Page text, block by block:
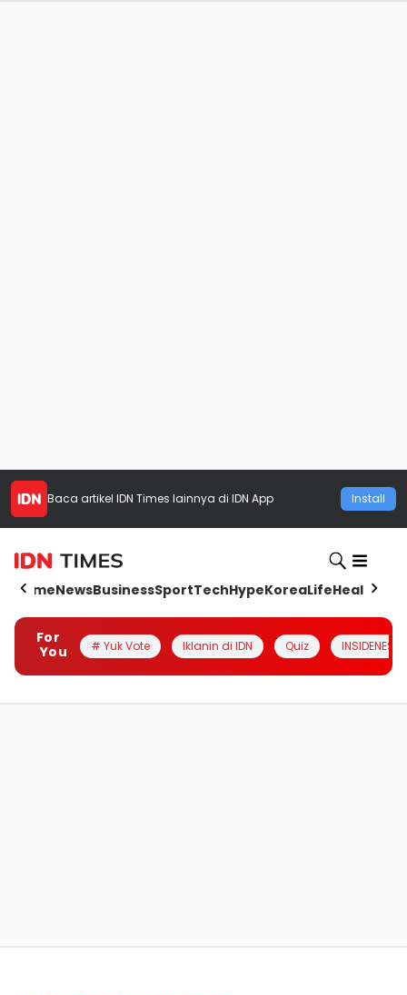
Baca artikel IDN Times lainnya di IDN App Install
HomeNewsBusinessSportTechHypeKoreaLifeHealth
For
You
# Yuk Vote Iklanin di IDN Quiz INSIDENESIA